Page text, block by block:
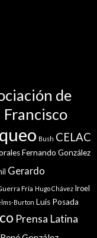
de
Francisco
Bush CELAC
Fernando González
Gerardo
Fría Hugo Chávez Iroel
Burton Luis Posada
Prensa Latina